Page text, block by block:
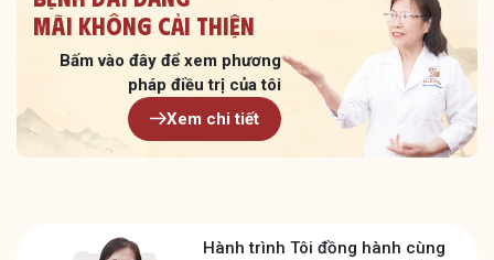
Mãi không cải thiện
Bấm vào đây để xem phương
pháp điều trị của tôi
Xem chi tiết
Hành trình Tôi đồng hành cùng